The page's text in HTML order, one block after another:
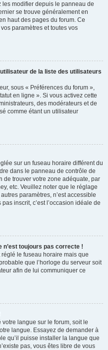
les modifier depuis le panneau de
se trouve généralement en
haut des pages du forum. Ce
paramètres et toutes vos
de la liste des utilisateurs
sous « Préférences du forum »,
en ligne ». Si vous activez cette
des modérateurs et de
comme étant un utilisateur
sur un fuseau horaire différent du
dans le panneau de contrôle de
de trouver votre zone adéquate, par
etc. Veuillez noter que le réglage
paramètres, n’est accessible
inscrit, c’est l’occasion idéale de
n’est toujours pas correcte !
le fuseau horaire mais que
que l’horloge du serveur soit
afin de lui communiquer ce
langue sur le forum, soit le
langue. Essayez de demander à
qu’il puisse installer la langue que
pas, vous êtes libre de vous